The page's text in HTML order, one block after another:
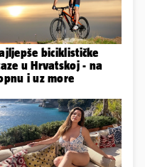
biciklističke
u Hrvatskoj - na
i uz more